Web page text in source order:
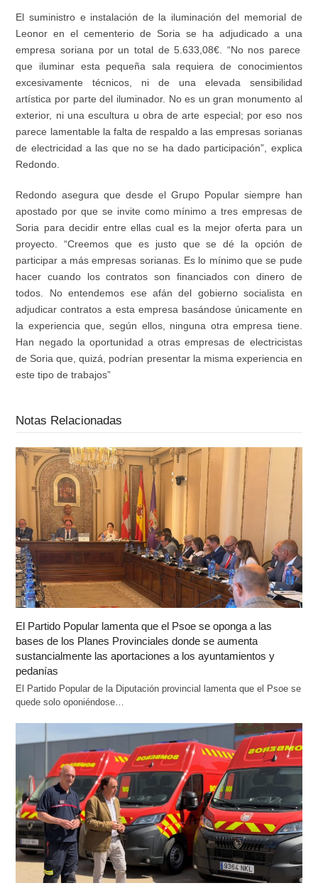
El suministro e instalación de la iluminación del memorial de
Leonor en el cementerio de Soria se ha adjudicado a una
empresasoriana por un total de 5.633,08€. “No nos parece
que iluminar esta pequeña sala requiera de conocimientos
excesivamente técnicos, ni de una elevada sensibilidad
artística por parte del iluminador. No es un gran monumento al
exterior, ni una escultura u obra de arte especial; por eso nos
parece lamentable la falta de respaldo a las empresas sorianas
de electricidad a las que no se ha dado participación”, explica
Redondo.
Redondo asegura que desde el Grupo Popular siempre han
apostado por que se invite como mínimo a tres empresasde
Soria para decidir entre ellas cual es la mejoroferta para un
proyecto. “Creemos que es justo que se dé la opción de
participar a más empresas sorianas. Es lo mínimo que se pude
hacer cuando los contratos son financiados con dinero de
todos. No entendemos ese afán del gobierno socialista en
adjudicar contratos a esta empresa basándose únicamente en
la experienciaque, según ellos, ninguna otra empresa tiene.
Han negadola oportunidada otras empresasde electricistas
de Soria que, quizá, podrían presentarla misma experiencia en
este tipo detrabajos”
Notas Relacionadas
El Partido Popular lamenta que el Psoe se oponga a las
bases de los Planes Provinciales donde se aumenta
sustancialmente las aportaciones a los ayuntamientos y
pedanías
El Partido Popular de la Diputación provincial lamenta que el Psoe se
quede solo oponiéndose…